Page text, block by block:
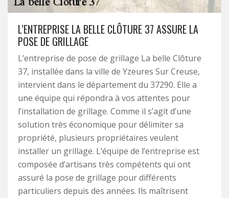
L’ENTREPRISE LA BELLE CLÔTURE 37 ASSURE LA
POSE DE GRILLAGE
L’entreprise de pose de grillage La belle Clôture
37, installée dans la ville de Yzeures Sur Creuse,
intervient dans le département du 37290. Elle a
une équipe qui répondra à vos attentes pour
l’installation de grillage. Comme il s’agit d’une
solution très économique pour délimiter sa
propriété, plusieurs propriétaires veulent
installer un grillage. L’équipe de l’entreprise est
composée d’artisans très compétents qui ont
assuré la pose de grillage pour différents
particuliers depuis des années. Ils maîtrisent